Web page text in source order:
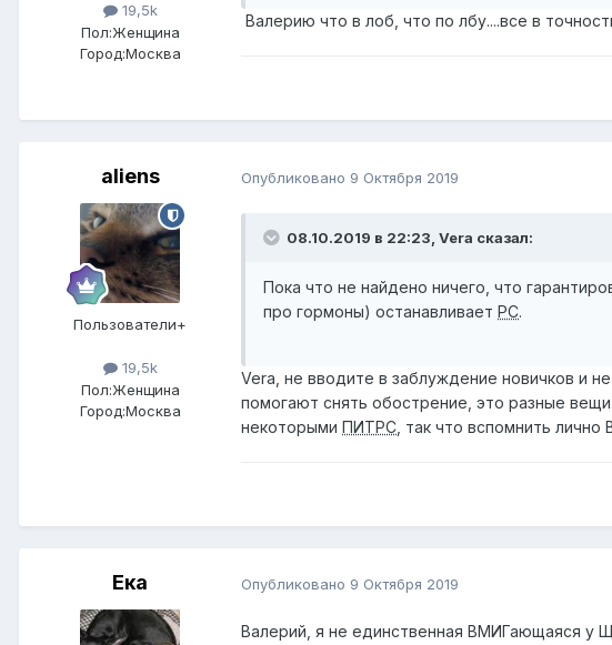
19,5k
Пол:Женщина
Город:Москва
Валерию что в лоб, что по лбу....все в
aliens
Пользователи+
19,5k
Пол:Женщина
Город:Москва
Опубликовано 9 Октября 2019
08.10.2019 в 22:23, Vera сказал:
Пока что не найдено ничего, что
про гормоны) останавливает РС.
Vera, не вводите в заблуждение новичков
помогают снять обострение, это разные
некоторыми ПИТРС , так что вспомнить
Ека Опубликовано 9 Октября 2019
Валерий, я не единственная ВМИГающаяся у